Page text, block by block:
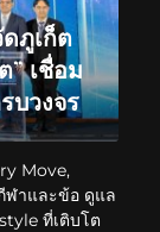
ภูเก็ต
” เชื่อม
บวงจร
Move,
ฬาและข้อ ดูแล
ที่เติบโต